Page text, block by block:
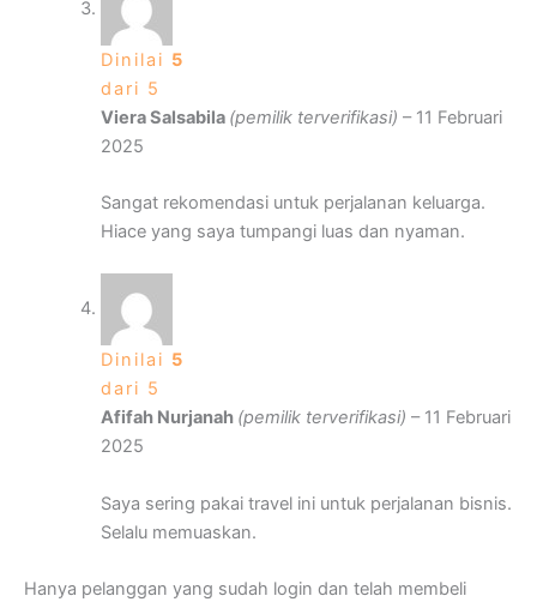
Dinilai 5
dari 5
Viera Salsabila (pemilik terverifikasi) – 11 Februari
2025
Sangat rekomendasi untuk perjalanan keluarga.
Hiace yang saya tumpangi luas dan nyaman.
Dinilai 5
dari 5
Afifah Nurjanah (pemilik terverifikasi) – 11 Februari
2025
Saya sering pakai travel ini untuk perjalanan bisnis.
Selalu memuaskan.
Hanya pelanggan yang sudah login dan telah membeli